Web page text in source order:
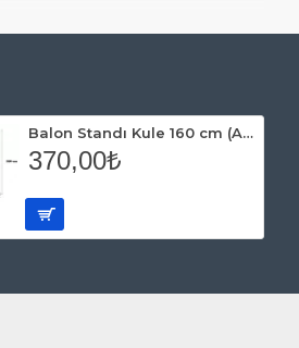
Balon Standı Kule 160 cm (A-Kalite)
370,00₺